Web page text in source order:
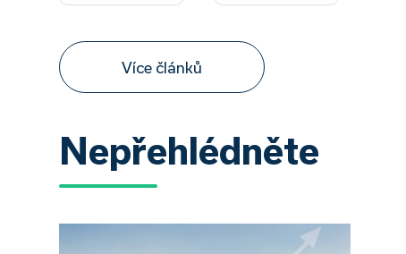
Více článků
Nepřehlédněte